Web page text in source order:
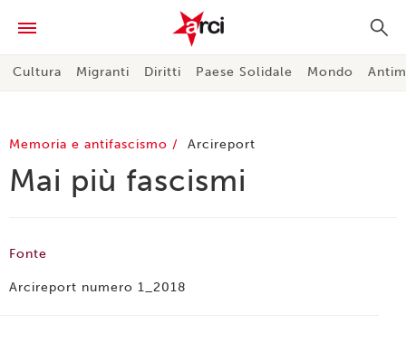
Cultura Migranti Diritti Paese Solidale Mondo
Memoria e antifascismo Arcireport
Mai più fascismi
Fonte
Arcireport numero 1_2018